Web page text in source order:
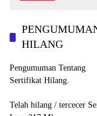
HILANG
Pengumuman Tentang
Sertifikat Hilang.
Telah hilang / tercecer